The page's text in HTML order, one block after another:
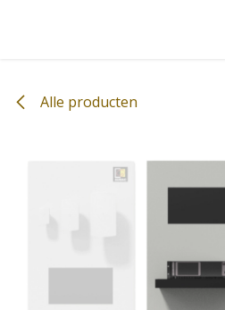
Alle producten